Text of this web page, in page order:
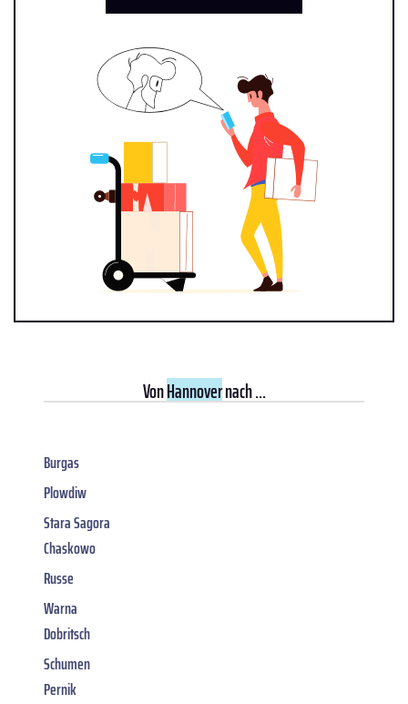
VonHannovernach ...
Burgas
Plowdiw
Stara Sagora
Chaskowo
Russe
Warna
Dobritsch
Schumen
Pernik